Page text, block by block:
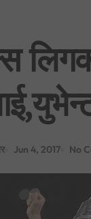
Jun 4, 2017 No